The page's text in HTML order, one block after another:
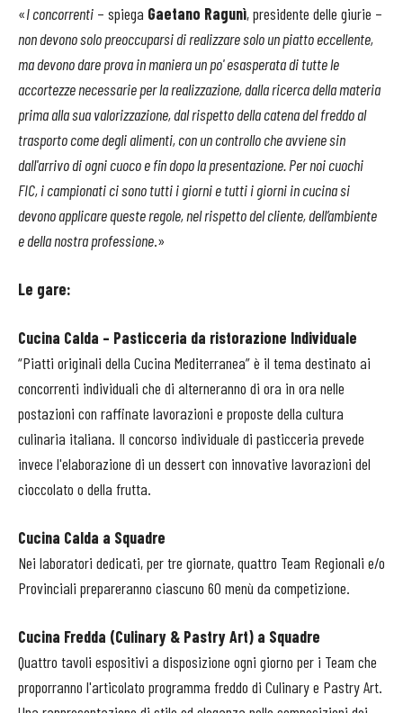
«I concorrenti – spiega Gaetano Ragunì, presidente delle giurie –
non devono solo preoccuparsi di realizzare solo un piatto eccellente,
ma devono dare prova in maniera un po' esasperata di tutte le
accortezze necessarie per la realizzazione, dalla ricerca della materia
prima alla sua valorizzazione, dal rispetto della catena del freddo al
trasporto come degli alimenti, con un controllo che avviene sin
dall'arrivo di ogni cuoco e fin dopo la presentazione. Per noi cuochi
FIC, i campionati ci sono tutti i giorni e tutti i giorni in cucina si
devono applicare queste regole, nel rispetto del cliente, dell’ambiente
e della nostra professione.»
Le gare:
Cucina Calda – Pasticceria da ristorazione Individuale
“Piatti originali della Cucina Mediterranea” è il tema destinato ai
concorrenti individuali che di alterneranno di ora in ora nelle
postazioni con raffinate lavorazioni e proposte della cultura
culinaria italiana. Il concorso individuale di pasticceria prevede
invece l'elaborazione di un dessert con innovative lavorazioni del
cioccolato o della frutta.
Cucina Calda a Squadre
Nei laboratori dedicati, per tre giornate, quattro Team Regionali e/o
Provinciali prepareranno ciascuno 60 menù da competizione.
Cucina Fredda (Culinary & Pastry Art) a Squadre
Quattro tavoli espositivi a disposizione ogni giorno per i Team che
proporranno l'articolato programma freddo di Culinary e Pastry Art.